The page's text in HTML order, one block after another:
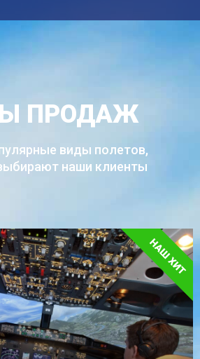
ПРОДАЖ
виды полетов,
наши клиенты